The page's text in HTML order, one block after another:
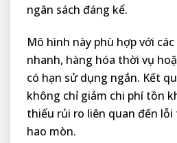
ngân sách đáng kể.
Mô hình này phù hợp với
nhanh, hàng hóa thời vụ
có hạn sử dụng ngắn. Kết
không chỉ giảm chi phí tồn
thiểu rủi ro liên quan đến
hao mòn.